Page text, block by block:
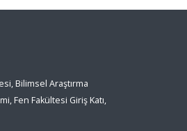
Bilimsel Araştırma
Fen Fakültesi Giriş Katı,